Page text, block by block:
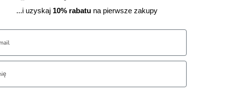
...i uzyskaj10% rabatuna pierwsze zakupy